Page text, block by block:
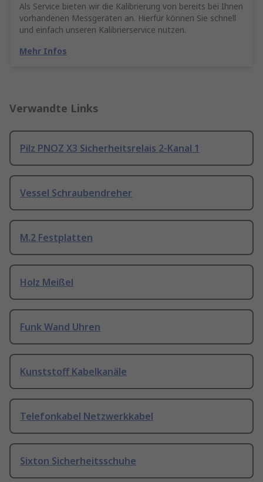
Als Service bieten wir die Kalibrierung von bereits bei Ihnen
vorhandenen Messgeräten an. Hierfür können Sie schnell
und einfach unseren Kalibrierservice nutzen.
Mehr Infos
Verwandte Links
Pilz PNOZ X3 Sicherheitsrelais 2-Kanal 1
Vessel Schraubendreher
M.2 Festplatten
Holz Meißel
Funk Wand Uhren
Kunststoff Kabelkanäle
Telefonkabel Netzwerkkabel
Sixton Sicherheitsschuhe